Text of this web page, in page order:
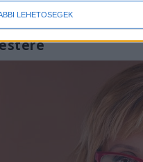
LEHETŐSÉGEK